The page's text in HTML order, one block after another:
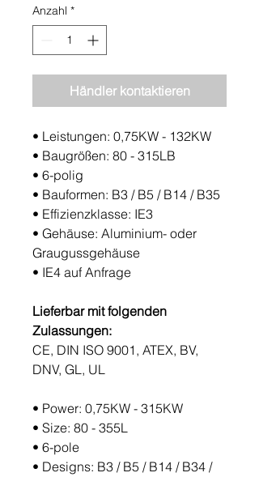
Anzahl *
Händler kontaktieren
• Leistungen: 0,75KW - 132KW
• Baugrößen: 80 - 315LB
• 6-polig
• Bauformen: B3 / B5 / B14 / B35
• Effizienzklasse: IE3
• Gehäuse: Aluminium- oder
Graugussgehäuse
• IE4 auf Anfrage
Lieferbar mit folgenden
Zulassungen:
CE, DIN ISO 9001, ATEX, BV,
DNV, GL, UL
• Power: 0,75KW - 315KW
• Size: 80 - 355L
• 6-pole
• Designs: B3 / B5 / B14 / B34 /